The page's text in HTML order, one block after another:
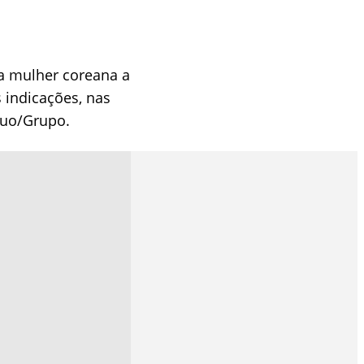
mulher coreana a
nas
Grupo.